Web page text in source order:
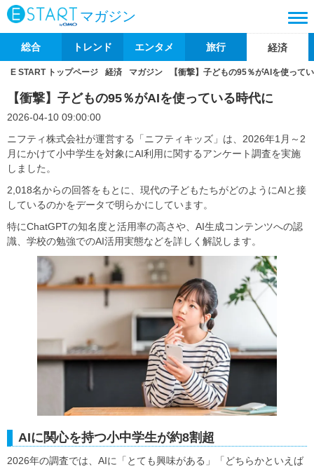
マガジン
総合 トレンド エンタメ 旅行 経済
E START トップページ 経済 マガジン 【衝撃】子どもの95％がAIを使って
【衝撃】子どもの95％がAIを使っている時代に
2026-04-10 09:00:00
ニフティ株式会社が運営する「ニフティキッズ」は、2026年1月～2
月にかけて小中学生を対象にAI利用に関するアンケート調査を実施
しました。
2,018名からの回答をもとに、現代の子どもたちがどのようにAIと接
しているのかをデータで明らかにしています。
特にChatGPTの知名度と活用率の高さや、AI生成コンテンツへの認
識、学校の勉強でのAI活用実態などを詳しく解説します。
AIに関心を持つ小中学生が約8割超
2026年の調査では、AIに「とても興味がある」「どちらかといえば